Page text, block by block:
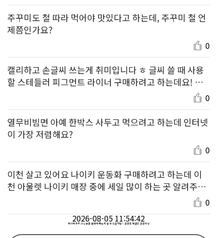
주꾸미도 철 따라 먹어야 맛있다고 하는데, 주꾸미 철 언
제쯤인가요?
0
캘리하고 손글씨 쓰는게 취미입니다 ㅎ 글씨 쓸 때 사용
할 스테들러 피그먼트 라이너 구매하려고 하는데요! 구
0
열무비빔면 아예 한박스 사두고 먹으려고 하는데 인터넷
이 가장 저렴해요?
0
이천 살고 있어요 나이키 운동화 구매하려고 하는데 이
천 아울렛 나이키 매장 중에 세일 많이 하는 곳 알려주세
0
2026-08-05 11:54:42
서리태가격 1kg 보통 얼마에 파는지 알 수 있을까요? : 궁금증 해결은 궁금하넷